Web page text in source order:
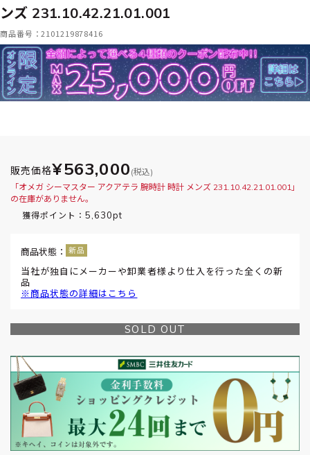
ンズ 231.10.42.21.01.001
商品番号：2101219878416
販売価格¥563,000 (税込)
「オメガ シーマスター アクアテラ 腕時計 時計 メンズ 231.10.42.21.01.001」
の在庫がありません。
獲得ポイント： 5,630pt
商品状態：
当社が独自にメーカーや卸業者様より仕入を行った全くの新
品
※商品状態の詳細はこちら
SOLD OUT